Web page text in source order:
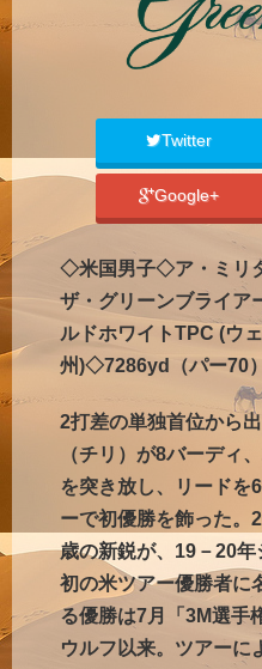
Twitter
Google+
◇米国男子◇ア・ミリ
ザ・グリーンブライ
ルドホワイトTPC (ウ
州)◇7286yd（パー70）
2打差の単独首位から
（チリ）が8バーディ
を突き放し、リードを
ーで初優勝を飾った。
歳の新鋭が、19－20
初の米ツアー優勝者に
る優勝は7月「3M選手
ウルフ以来。ツアーに